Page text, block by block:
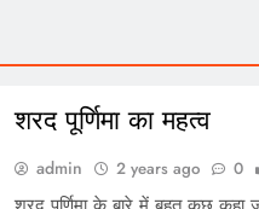
शरद पूर्णिमा का महत्व
admin 2 years ago 0